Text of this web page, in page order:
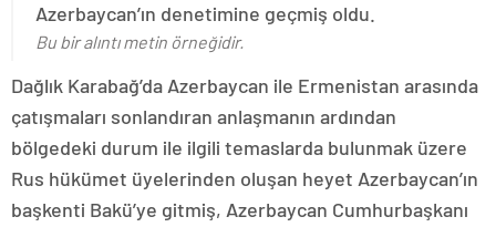
Azerbaycan’ın denetimine geçmiş oldu.
Bu bir alıntı metin örneğidir.
Dağlık Karabağ’da Azerbaycan ile Ermenistan arasında
çatışmaları sonlandıran anlaşmanın ardından
bölgedeki durum ile ilgili temaslarda bulunmak üzere
Rus hükümet üyelerinden oluşan heyet Azerbaycan’ın
başkenti Bakü’ye gitmiş, Azerbaycan Cumhurbaşkanı